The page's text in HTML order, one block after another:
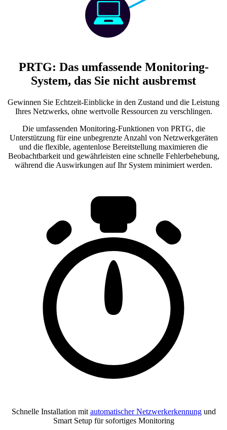
PRTG: Das umfassende Monitoring-
System, das Sie nicht ausbremst
Gewinnen Sie Echtzeit-Einblicke in den Zustand und die Leistung
Ihres Netzwerks, ohne wertvolle Ressourcen zu verschlingen.
Die umfassenden Monitoring-Funktionen von PRTG, die
Unterstützung für eine unbegrenzte Anzahl von Netzwerkgeräten
und die flexible, agentenlose Bereitstellung maximieren die
Beobachtbarkeit und gewährleisten eine schnelle Fehlerbehebung,
während die Auswirkungen auf Ihr System minimiert werden.
Schnelle Installation mit automatischer Netzwerkerkennungund
Smart Setup für sofortiges Monitoring